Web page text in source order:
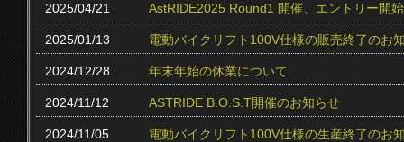
2025/04/21 AstRIDE2025 Round1 開催、エントリー開
2025/01/13 電動バイクリフト100V仕様の販売終了のお
2024/12/28 年末年始の休業について
2024/11/12 ASTRIDE B.O.S.T開催のお知らせ
2024/11/05 電動バイクリフト100V仕様の生産終了のお